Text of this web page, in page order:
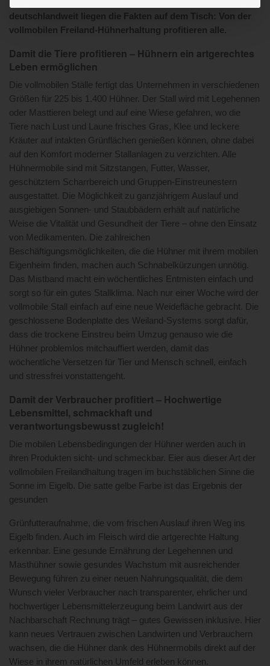
deutschlandweit liegen die Fakten auf dem Tisch: Von der
vollmobilen Freiland-Hühnerhaltung profitieren alle.
Damit die Tiere profitieren – Hühnern ein artgerechtes
Leben ermöglichen
Die vollmobilen Ställe fertigt das Unternehmen in verschiedenen
Größen für 225 bis 1.400 Hühner. Der Stall wird mit Legehennen
oder Masttieren belegt und auf eine Wiese gefahren, wo die
Tiere nach Lust und Laune frisches Gras, Klee und leckere
Kräuter auf intakten Grünflächen genießen können, ohne dabei
auf den Komfort moderner Stallanlagen zu verzichten. Alle
Hühnermobile sind mit Sitzstangen, Futter, Wasser,
geschütztem Scharrbereich und Gruppen-Einstreunestern
ausgestattet. Die Möglichkeit zu ganzjährigem Auslauf und
ausgiebigen Sonnen- und Staubbädern erhält auf natürliche
Weise die Vitalität und Gesundheit der Tiere – ohne den Einsatz
von Medikamenten. Die zahlreichen
Beschäftigungsmöglichkeiten, die die Hühner mit ihrem mobilen
Eigenheim finden, machen auch Schnabelkürzungen unnötig.
Das Mistband macht ein wöchentliches Entmisten einfach und
sorgt so für ein gutes Stallklima. Nach nur einer Woche wird der
vollmobile Stall einfach auf eine neue Weidefläche gebracht. Die
geschlossene Bodenplatte des Weiland-Systems sorgt dafür,
dass die trockene Einstreu beim Umzug genauso wie die
Hühner problemlos mitchauffiert werden, damit das
wöchentliche Versetzen für Tier und Mensch schnell, einfach
und stressfrei vonstattengeht.
Damit der Verbraucher profitiert – Hochwertige
Lebensmittel, schmackhaft und
verantwortungsbewusst zugleich!
Die mobilen Lebensbedingungen der Hühner werden auch in
ihren Produkten sicht- und schmeckbar. Eier aus dieser Art der
vollmobilen Freilandhaltung tragen im buchstäblichen Sinne die
Sonne im Eigelb. Die satte gelbe Farbe ist das Ergebnis der
gesunden
Grünfutteraufnahme, die vom frischen Auslauf ihren Weg ins
Eigelb finden. Auch im Fleisch wird die artgerechte Haltung
erkennbar. Eine gesunde Ernährung der Legehennen und
Masthühner sowie gesundes Wachstum mit ausreichender
Bewegung führen zu einer neuen Nahrungsqualität, die dem
Wunsch vieler Verbraucher nach transparenter, ehrlicher und
hochwertiger Lebensmittelerzeugung beim Landwirt aus der
Nachbarschaft Rechnung trägt – gutes Gewissen inklusive. Hier
kann neues Vertrauen zwischen Landwirten und Verbrauchern
wachsen, die die Hühner dank des Hühnermobils direkt auf der
Wiese in ihrem natürlichen Umfeld erleben können.